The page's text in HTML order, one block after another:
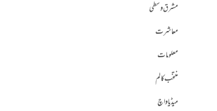
مشرق وسطی
معاشرت
معلومات
منتخب کالم
میڈیا واچ